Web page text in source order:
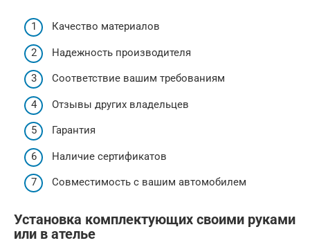
Качество материалов
Надежность производителя
Соответствие вашим требованиям
Отзывы других владельцев
Гарантия
Наличие сертификатов
Совместимость с вашим автомобилем
Установка комплектующих своими руками
или в ателье